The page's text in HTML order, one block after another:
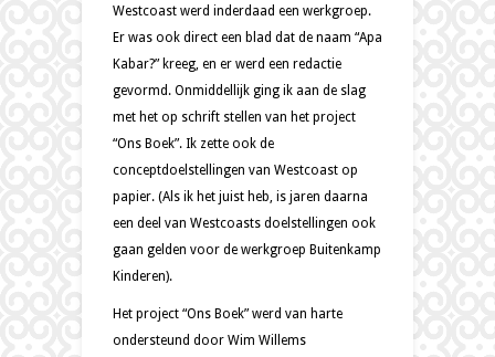
Westcoast werd inderdaad een werkgroep.
Er was ook direct een blad dat de naam “Apa
Kabar?” kreeg, en er werd een redactie
gevormd. Onmiddellijk ging ik aan de slag
met het op schrift stellen van het project
“Ons Boek”. Ik zette ook de
conceptdoelstellingen van Westcoast op
papier. (Als ik het juist heb, is jaren daarna
een deel van Westcoasts doelstellingen ook
gaan gelden voor de werkgroep Buitenkamp
Kinderen).
Het project “Ons Boek” werd van harte
ondersteund door Wim Willems